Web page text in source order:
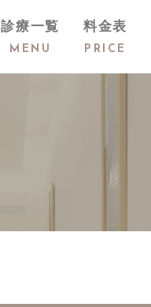
診療一覧
MENU
料金表
PRICE